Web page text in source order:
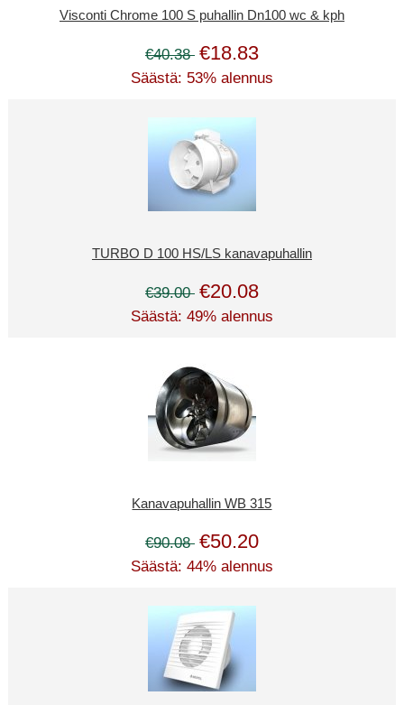
Visconti Chrome 100 S puhallin Dn100 wc & kph
€40.38 €18.83
Säästä: 53% alennus
TURBO D 100 HS/LS kanavapuhallin
€39.00 €20.08
Säästä: 49% alennus
Kanavapuhallin WB 315
€90.08 €50.20
Säästä: 44% alennus